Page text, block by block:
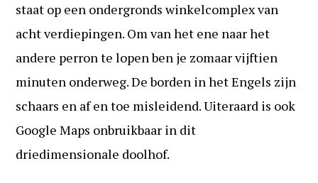
staat op een ondergronds winkelcomplex van
acht verdiepingen. Om van het ene naar het
andere perron te lopen ben je zomaar vijftien
minuten onderweg. De borden in het Engels zijn
schaars en af en toe misleidend. Uiteraard is ook
Google Maps onbruikbaar in dit
driedimensionale doolhof.